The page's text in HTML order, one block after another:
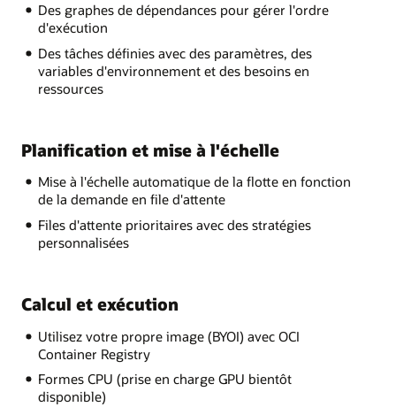
Des graphes de dépendances pour gérer l'ordre
d'exécution
Des tâches définies avec des paramètres, des
variables d'environnement et des besoins en
ressources
Planification et mise à l'échelle
Mise à l'échelle automatique de la flotte en fonction
de la demande en file d'attente
Files d'attente prioritaires avec des stratégies
personnalisées
Calcul et exécution
Utilisez votre propre image (BYOI) avec OCI
Container Registry
Formes CPU (prise en charge GPU bientôt
disponible)